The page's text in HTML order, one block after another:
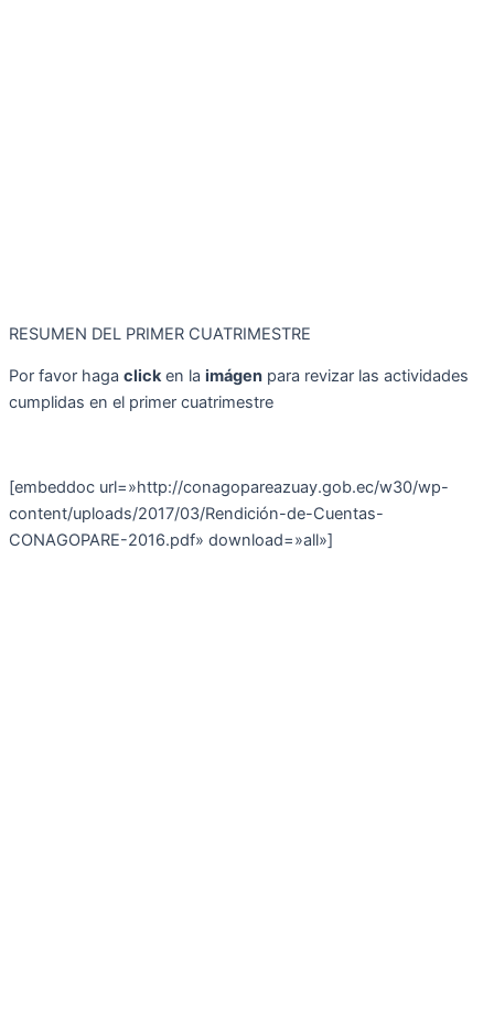
RESUMEN DEL PRIMER CUATRIMESTRE
Por favor haga clicken la imágen para revizar las actividades
cumplidas en el primer cuatrimestre
[embeddoc url=»http://conagopareazuay.gob.ec/w30/wp-
content/uploads/2017/03/Rendición-de-Cuentas-
CONAGOPARE-2016.pdf» download=»all»]